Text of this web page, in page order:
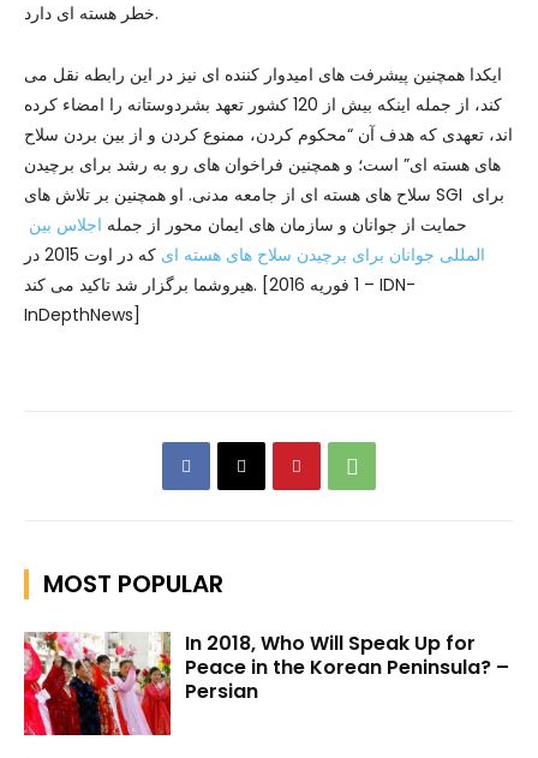
خطر هسته ای دارد.
ایکدا همچنین پیشرفت های امیدوار کننده ای نیز در این رابطه نقل می
کند، از جمله اینکه بیش از 120 کشور تعهد بشردوستانه را امضاء کرده
اند، تعهدی که هدف آن “محکوم کردن، ممنوع کردن و از بین بردن سلاح
های هسته ای” است؛ و همچنین فراخوان های رو به رشد برای برچیدن
سلاح های هسته ای از جامعه مدنی. او همچنین بر تلاش های SGI برای
حمایت از جوانان و سازمان های ایمان محور از جمله اجلاس بین
المللی جوانان برای برچیدن سلاح های هسته ای
که در اوت 2015 در
هیروشما برگزار شد تاکید می کند. [1 فوریه 2016 – IDN-
InDepthNews]
MOST POPULAR
In 2018, Who Will Speak Up for
Peace in the Korean Peninsula? –
Persian